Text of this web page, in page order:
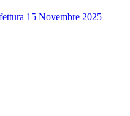
15 Novembre 2025